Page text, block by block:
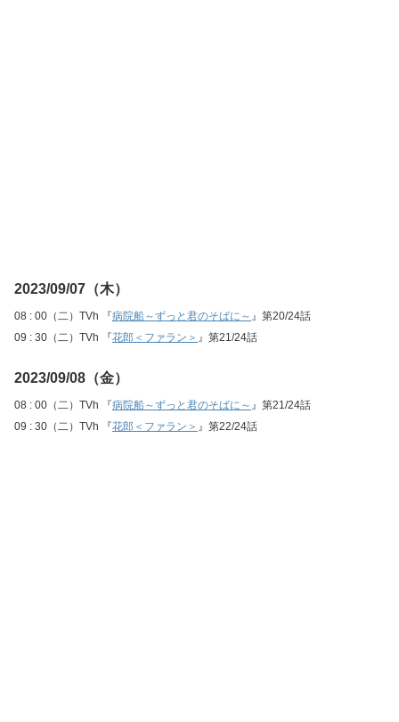
2023/09/07（木）
08 : 00（二）TVh 『病院船～ずっと君のそばに～ 』第20/24話
09 : 30（二）TVh 『花郎＜ファラン＞ 』第21/24話
2023/09/08（金）
08 : 00（二）TVh 『病院船～ずっと君のそばに～ 』第21/24話
09 : 30（二）TVh 『花郎＜ファラン＞ 』第22/24話